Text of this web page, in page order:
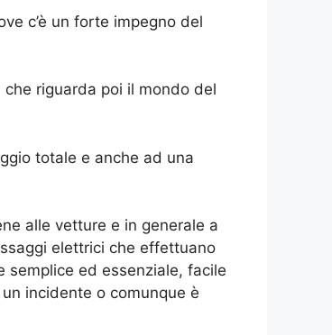
c’è un forte impegno del
riguarda poi il mondo del
totale e anche ad una
alle vetture e in generale a
elettrici che effettuano
semplice ed essenziale, facile
incidente o comunque è